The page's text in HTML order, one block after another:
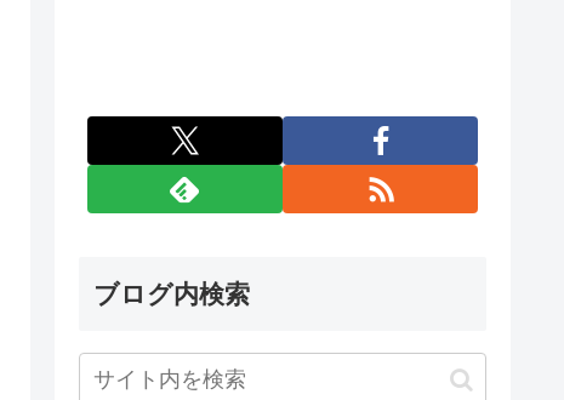
ブログ内検索